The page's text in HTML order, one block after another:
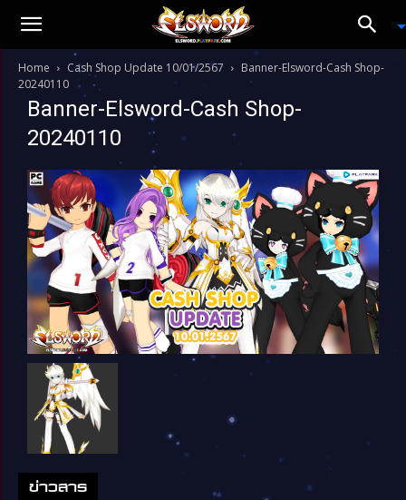
Home Cash Shop Update 10/01/2567
Banner-Elsword-Cash Shop-
20240110
Banner-Elsword-Cash Shop-
20240110
ข่าวสาร